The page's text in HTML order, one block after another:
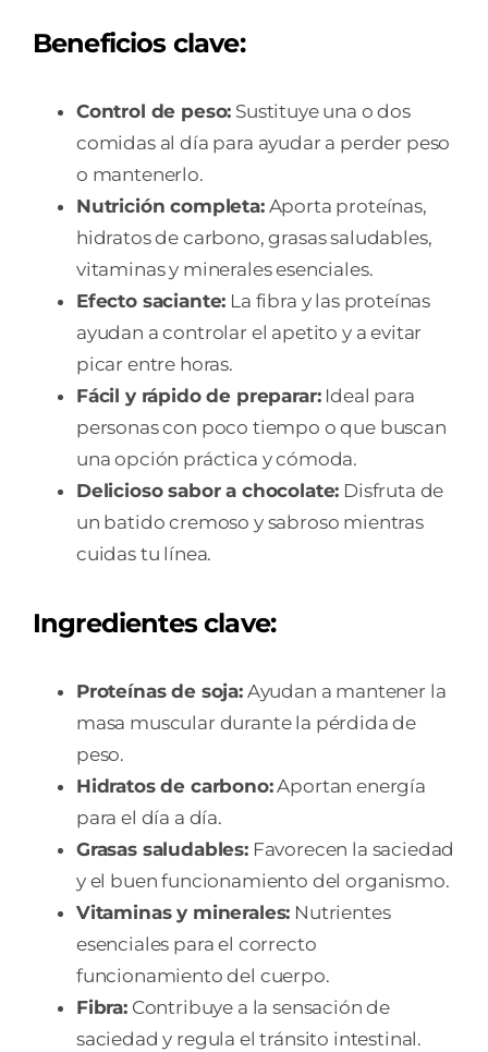
Beneficios clave:
Control de peso: Sustituye una o dos
comidas al día para ayudar a perder peso
o mantenerlo.
Nutrición completa:Aporta proteínas,
hidratos de carbono, grasas saludables,
vitaminas y minerales esenciales.
Efecto saciante: La fibra y las proteínas
ayudan a controlar el apetito y a evitar
picar entre horas.
Fácil y rápido de preparar:Ideal para
personas con poco tiempo o que buscan
una opción práctica y cómoda.
Delicioso sabor a chocolate: Disfruta de
un batido cremoso y sabroso mientras
cuidas tu línea.
Ingredientes clave:
Proteínas de soja:Ayudan a mantener la
masa muscular durante la pérdida de
peso.
Hidratos de carbono:Aportan energía
para el día a día.
Grasas saludables:Favorecen la saciedad
y el buen funcionamiento del organismo.
Vitaminas y minerales: Nutrientes
esenciales para el correcto
funcionamiento del cuerpo.
Fibra:Contribuye a la sensación de
saciedad y regula el tránsito intestinal.